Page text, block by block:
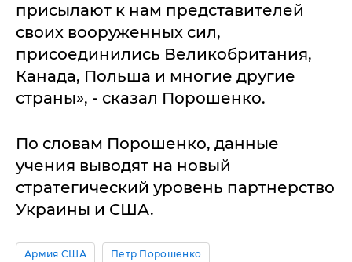
присылают к нам представителей
своих вооруженных сил,
присоединились Великобритания,
Канада, Польша и многие другие
страны», - сказал Порошенко.
По словам Порошенко, данные
учения выводят на новый
стратегический уровень партнерство
Украины и США.
Армия США Петр Порошенко